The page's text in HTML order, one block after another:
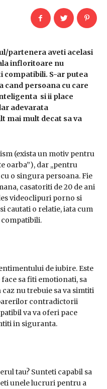
partenera aveti acelasi
infloritoare nu
compatibili. S-ar putea
cand persoana cu care
si ii place
adevarata
mai mult decat sa va
(exista un motiv pentru
oarba”), dar ,,pentru
o singura persoana. Fie
casatoriti de 20 de ani
videoclipuri porno si
si cautati o relatie, iata cum
compatibili.
de iubire. Este
sa fiti emotionati, sa
nu trebuie sa va simtiti
contradictorii
va va oferi pace
in siguranta.
tau? Sunteti capabil sa
unele lucruri pentru a